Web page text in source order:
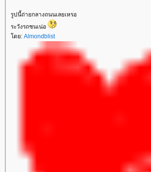
รูปนี้ถ่ายกลางถนนเลยเหรอ
ระวังรถชนเน่อ
ดย: Almondblist